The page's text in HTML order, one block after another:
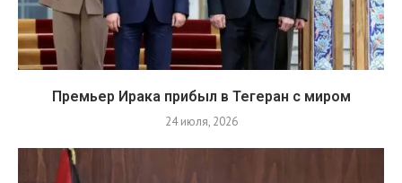
Премьер Ирака прибыл в Тегеран с миром
24 июля, 2026